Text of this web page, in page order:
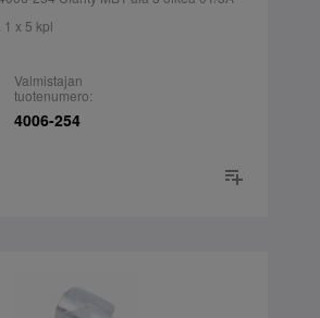
x 5 kpl
Valmistajan
tuotenumero:
4006-254